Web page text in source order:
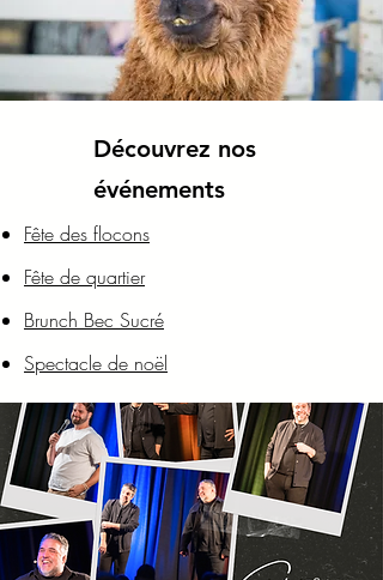
Découvrez nos
événements
Fête des flocons
Fête de quartier
Brunch Bec Sucré
Spectacle de noël